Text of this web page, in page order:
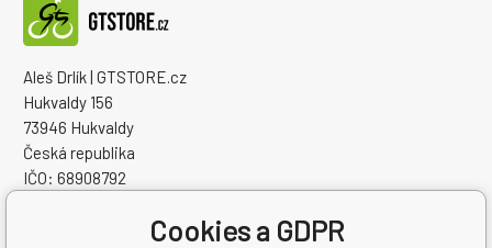
Aleš Drlík | GTSTORE.cz
Hukvaldy 156
73946 Hukvaldy
Česká republika
IČO: 68908792
Cookies a GDPR